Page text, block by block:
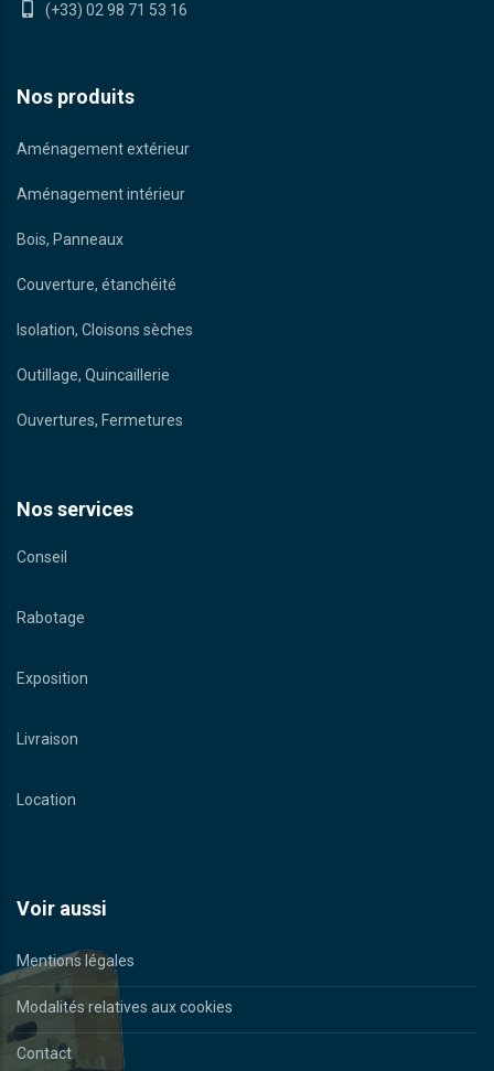
(+33) 02 98 71 53 16
Nos produits
Aménagement extérieur
Aménagement intérieur
Bois, Panneaux
Couverture, étanchéité
Isolation, Cloisons sèches
Outillage, Quincaillerie
Ouvertures, Fermetures
Nos services
Conseil
Rabotage
Exposition
Livraison
Location
Voir aussi
Mentions légales
Modalités relatives aux cookies
Contact